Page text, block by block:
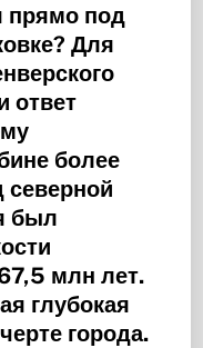
прямо под
Для
ответ
более
был
млн лет.
глубокая
города.